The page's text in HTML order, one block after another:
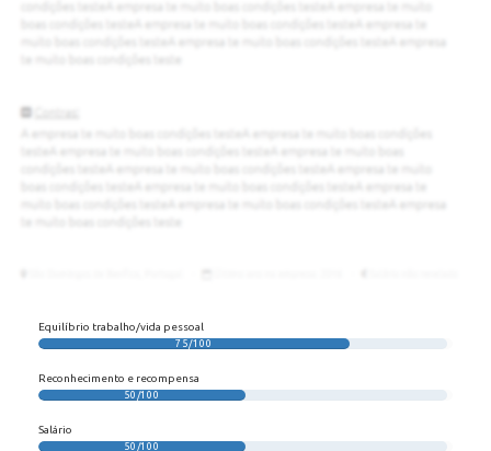
Equilíbrio trabalho/vida pessoal
75/100
Reconhecimento e recompensa
50/100
Salário
50/100